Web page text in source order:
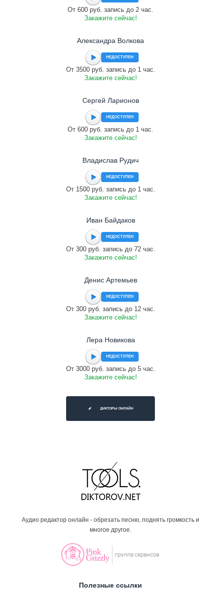
От 600 руб. запись до 2 час.
Закажите сейчас!
Александра Волкова
НЕДОСТУПЕН
От 3500 руб. запись до 1 час.
Закажите сейчас!
Сергей Ларионов
НЕДОСТУПЕН
От 600 руб. запись до 1 час.
Закажите сейчас!
Владислав Рудич
НЕДОСТУПЕН
От 1500 руб. запись до 1 час.
Закажите сейчас!
Иван Байдаков
НЕДОСТУПЕН
От 300 руб. запись до 72 час.
Закажите сейчас!
Денис Артемьев
НЕДОСТУПЕН
От 300 руб. запись до 12 час.
Закажите сейчас!
Лера Новикова
НЕДОСТУПЕН
От 3000 руб. запись до 5 час.
Закажите сейчас!
ДИКТОРЫ ОНЛАЙН
Аудио редактор онлайн - обрезать песню, поднять громкость и
многое другое.
Полезные ссылки